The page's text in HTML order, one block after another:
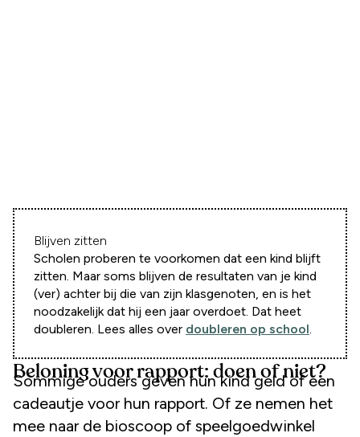
Blijven zitten
Scholen proberen te voorkomen dat een kind blijft
zitten. Maar soms blijven de resultaten van je kind
(ver) achter bij die van zijn klasgenoten, en is het
noodzakelijk dat hij een jaar overdoet. Dat heet
doubleren. Lees alles over doubleren op school
Beloning voor rapport: doen of niet?
Sommige ouders geven hun kind geld of een
cadeautje voor hun rapport. Of ze nemen het
mee naar de bioscoop of speelgoedwinkel